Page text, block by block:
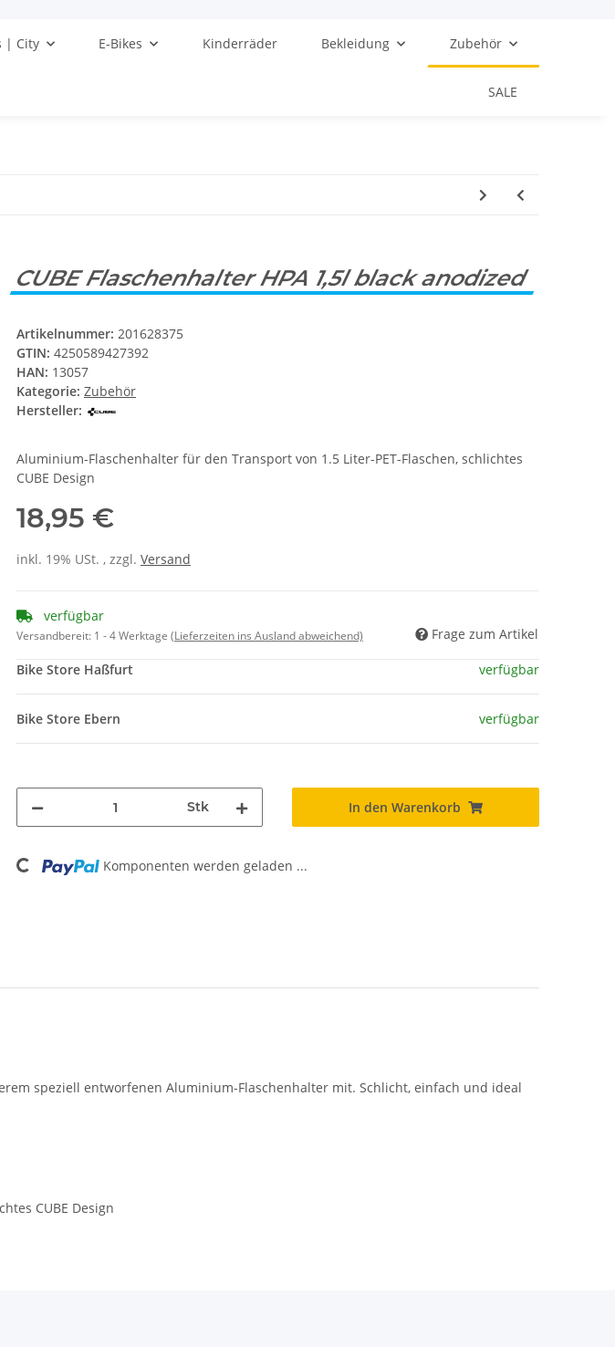
| City E-Bikes Kinderräder Bekleidung Zubehör
SALE
CUBE Flaschenhalter HPA 1,5l black anodized
Artikelnummer: 201628375
GTIN: 4250589427392
HAN: 13057
Kategorie: Zubehör
Hersteller:
Aluminium-Flaschenhalter für den Transport von 1.5 Liter-PET-Flaschen, schlichtes
CUBE Design
18,95 €
inkl. 19% USt. , zzgl. Versand
verfügbar
Versandbereit: 1 - 4 Werktage (Lieferzeiten ins Ausland abweichend) Frage zum Artikel
Bike Store Haßfurt verfügbar
Bike Store Ebern verfügbar
Stk In den Warenkorb
Komponenten werden geladen ...
speziell entworfenen Aluminium-Flaschenhalter mit. Schlicht, einfach und ideal
CUBE Design